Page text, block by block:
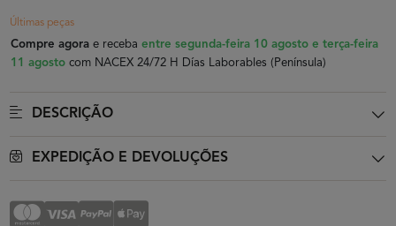
Últimas peças
Compre agorae receba entre segunda-feira 10 agosto e terça-feira
11 agosto com NACEX 24/72 H Días Laborables (Península)
DESCRIÇÃO
EXPEDIÇÃO E DEVOLUÇÕES